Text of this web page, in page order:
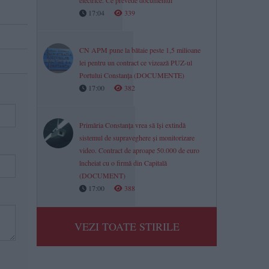
17:04
339
CN APM pune la bătaie peste 1,5 milioane
lei pentru un contract ce vizează PUZ-ul
Portului Constanța (DOCUMENTE)
17:00
382
Primăria Constanța vrea să își extindă
sistemul de supraveghere și monitorizare
video. Contract de aproape 50.000 de euro
încheiat cu o firmă din Capitală
(DOCUMENT)
17:00
388
VEZI TOATE STIRILE